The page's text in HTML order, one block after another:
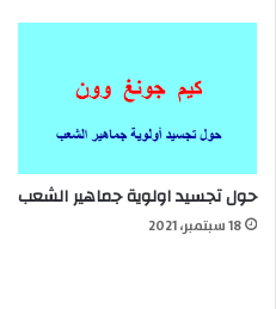
حول تجسيد اولوية جماهير الشعب
18 سبتمبر، 2021